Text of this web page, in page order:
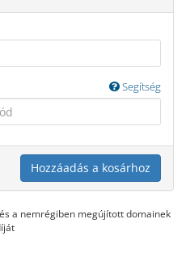
Segítség
Hozzáadás a kosárhoz
a nemrégiben megújított domainek